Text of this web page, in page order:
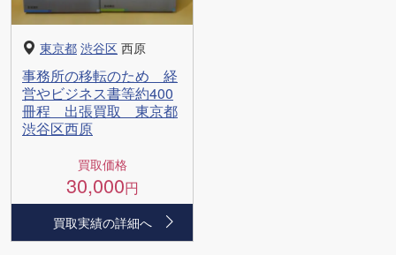
東京都 渋谷区 西原
事務所の移転のため 経
営やビジネス書等約400
冊程 出張買取 東京都
渋谷区西原
買取価格
30,000円
買取実績の詳細へ